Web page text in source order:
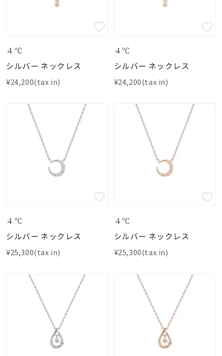
４℃
シルバー ネックレス
¥24,200(tax in)
４℃
シルバー ネックレス
¥24,200(tax in)
４℃
シルバー ネックレス
¥25,300(tax in)
４℃
シルバー ネックレス
¥25,300(tax in)